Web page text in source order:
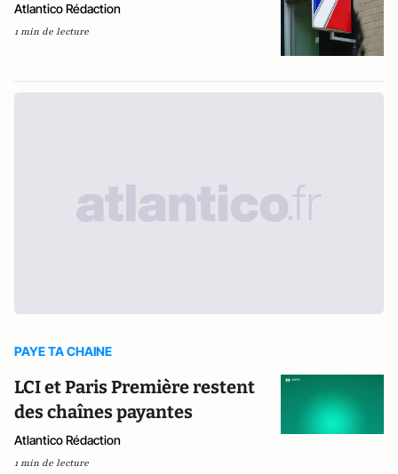
Atlantico Rédaction
1 min de lecture
PAYE TA CHAINE
LCI et Paris Première restent
des chaînes payantes
Atlantico Rédaction
1 min de lecture